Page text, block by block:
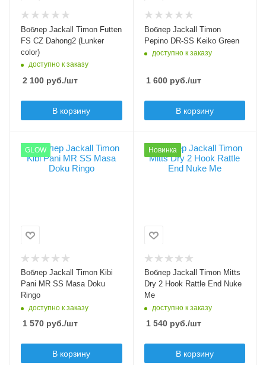
минноу, составной
воблер
Длина приманки, мм
60
Вес приманки, гр
Плавучесть
sinking (S)
Воблер Jackall Timon Futten
FS CZ Dahong2 (Lunker
color)
доступно к заказу
2 100 руб./шт
В корзину
Вес приманки, гр
2.6
Плавучесть
Заглубление min, м
Заглубление max, м
Воблер Jackall Timon
Pepino DR-SS Keiko Green
доступно к заказу
1 600руб./шт
В корзину
GLOW
Цвет приманки
Masa Doku Ringo
Длина приманки, мм
Вес приманки, гр
2.3
Плавучесть
slow sinking (SS)
Заглубление min, м
0.5
Заглубление max, м
Воблер Jackall Timon Kibi
Pani MR SS Masa Doku
Ringo
доступно к заказу
1 570 руб./шт
В корзину
Новинка
Цвет приманки
End Nuke Me
кренк
28
Вес приманки, гр
1.4
Плавучесть
floating (F)
Шумовой эффект
Воблер Jackall Timon Mitts
Dry 2 Hook Rattle End Nuke
Me
доступно к заказу
1 540руб./шт
В корзину